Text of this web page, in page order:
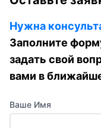
Нужна
Заполните
задать свой
вами в
Ваше Имя